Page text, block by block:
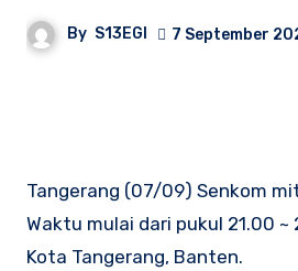
By S13EGI 7 September
Tangerang (07/09) Senkom
Waktu mulai dari pukul 21.00 ~
Kota Tangerang, Banten.